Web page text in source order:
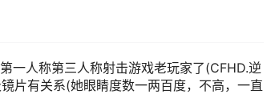
一人称第三人称射击游戏老玩家了(CFHD.逆
片有关系(她眼睛度数一两百度，不高，一直